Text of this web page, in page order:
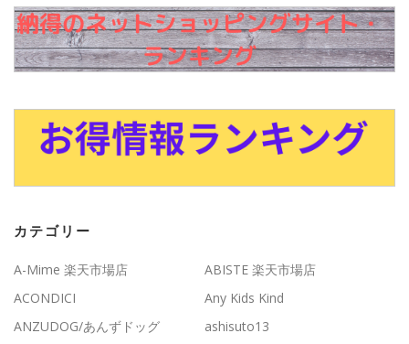
カテゴリー
A-Mime 楽天市場店
ABISTE 楽天市場店
ACONDICI
Any Kids Kind
ANZUDOG/あんずドッグ
ashisuto13